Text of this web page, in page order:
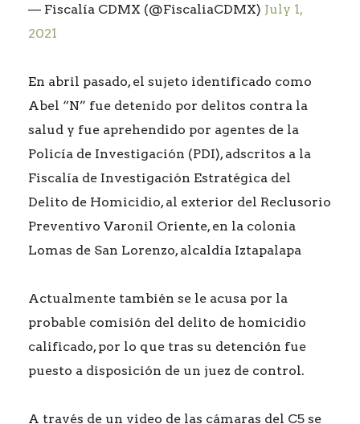
— Fiscalía CDMX (@FiscaliaCDMX) July 1,
2021
En abril pasado, el sujeto identificado como
Abel “N” fue detenido por delitos contra la
salud y fue aprehendido por agentes de la
Policía de Investigación (PDI), adscritos a la
Fiscalía de Investigación Estratégica del
Delito de Homicidio, al exterior del Reclusorio
Preventivo Varonil Oriente, en la colonia
Lomas de San Lorenzo, alcaldía Iztapalapa
Actualmente también se le acusa por la
probable comisión del delito de homicidio
calificado, por lo que tras su detención fue
puesto a disposición de un juez de control.
A través de un video de las cámaras del C5 se